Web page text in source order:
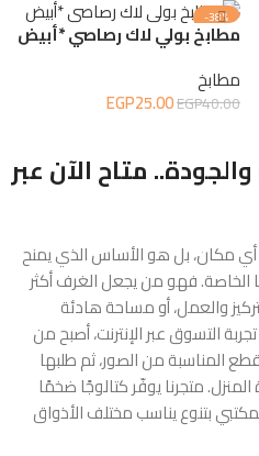
-38%
مطابخ بولي لاك رصاصي *أبيض
مطابخ
EGP40.00
EGP25.00
متاح الآن عبر
مكان، بل هو الأساس الذي يمنح
فهو من يجعل الغرف أكثر
والعمل، أو مساحة هادئة
التسوق عبر الإنترنت، أصبح من
المناسبة من الصور، ثم طلبها
متجرنا يوفّر كتالوجًا ضخمًا
بتنوع يناسب مختلف الأذواق